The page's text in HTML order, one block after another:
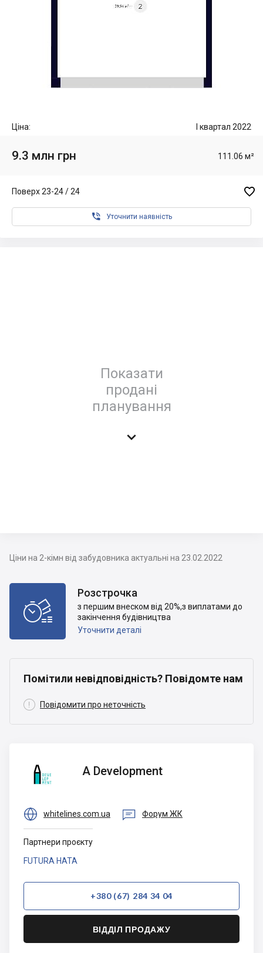
Ціна: I квартал 2022
9.3 млн грн 111.06 м²
Поверх 23-24 / 24 
 Уточнити наявність
Показати
продані
планування

Ціни на 2-кімн від забудовника актуальні на 23.02.2022

Розстрочка
з першим внеском від 20%,з виплатами до
закінчення будівництва
Уточнити деталі
Помітили невідповідність? Повідомте нам
 Повідомити про неточність
Development
A Development
 whitelines.com.ua  Форум ЖК
+380 (67) 284 34 04
ВІДДІЛ ПРОДАЖУ
Партнери проєкту
FUTURA HATA